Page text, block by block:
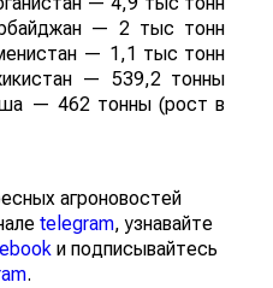
— 2 тыс тонн
— 1,1 тыс тонн
— 539,2 тонны
— 462 тонны (рост в
агроновостей
telegram, узнавайте
и подписывайтесь
.